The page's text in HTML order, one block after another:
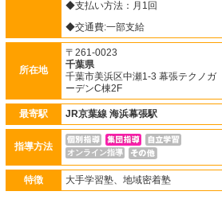
◆支払い方法：月1回
◆交通費:一部支給
所在地
〒261-0023
千葉県
千葉市美浜区中瀬1-3 幕張テクノガ
ーデンC棟2F
最寄駅 JR京葉線 海浜幕張駅
指導方法
オンライン指導
特徴 大手学習塾、地域密着塾